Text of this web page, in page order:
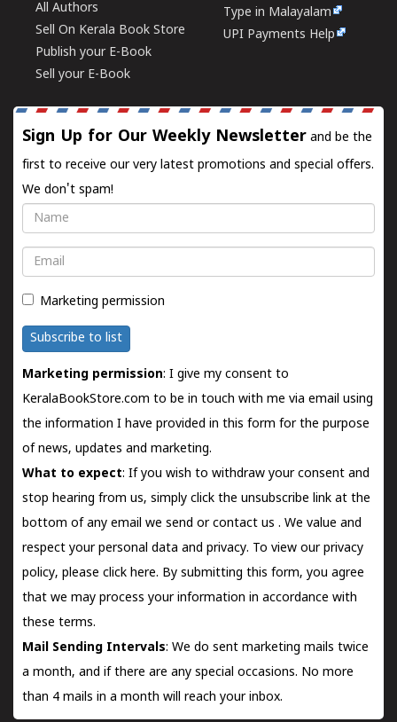
All Authors
Sell On Kerala Book Store
Publish your E-Book
Sell your E-Book
Type in Malayalam
UPI Payments Help
Sign Up for Our Weekly Newsletter and be the
first to receive our very latest promotions and special offers.
We don't spam!
Name
Email
Marketing permission
Subscribe to list
Marketing permission: I give my consent to
KeralaBookStore.com to be in touch with me via email using
the information I have provided in this form for the purpose
of news, updates and marketing.
What to expect: If you wish to withdraw your consent and
stop hearing from us, simply click the unsubscribe link at the
bottom of any email we send orcontact us . We value and
respect your personal data and privacy. To view our privacy
policy, please click here. By submitting this form, you agree
that we may process your information in accordance with
these terms.
Mail Sending Intervals: We do sent marketing mails twice
a month, and if there are any special occasions. No more
than 4 mails in a month will reach your inbox.